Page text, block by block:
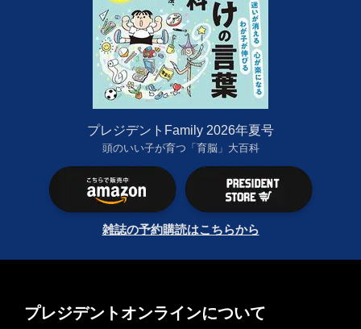
プレジデントFamily 2026年夏号
頭のいい子が育つ「育脳」大百科
雑誌の予約購読はこちらから
プレジデントオンラインについて